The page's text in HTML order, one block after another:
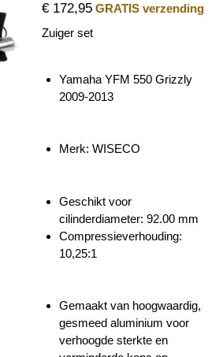
€ 172,95 GRATIS verzending
Zuiger set
Yamaha YFM 550 Grizzly
2009-2013
Merk: WISECO
Geschikt voor
cilinderdiameter: 92.00 mm
Compressieverhouding:
10,25:1
Gemaakt van hoogwaardig,
gesmeed aluminium voor
verhoogde sterkte en